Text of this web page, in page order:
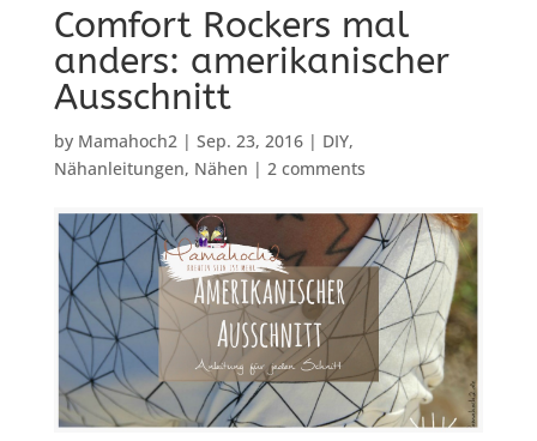
Comfort Rockers mal
anders: amerikanischer
Ausschnitt
by Mamahoch2| Sep. 23, 2016| DIY,
Nähanleitungen, Nähen | 2 comments